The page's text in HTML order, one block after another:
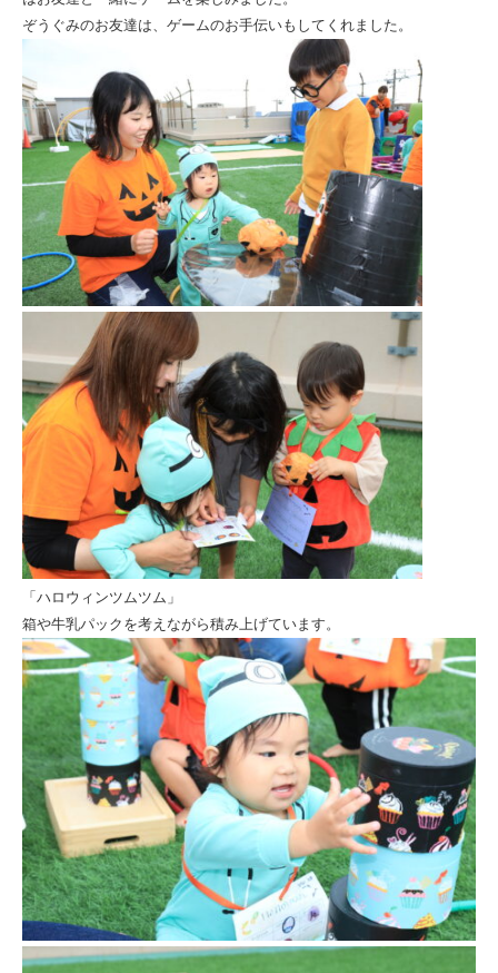
と
ま
る
会
ぞうぐみのお友達は、ゲームのお手伝いもしてくれました。
「ハロウィンツムツム」
箱や牛乳パックを考えながら積み上げています。